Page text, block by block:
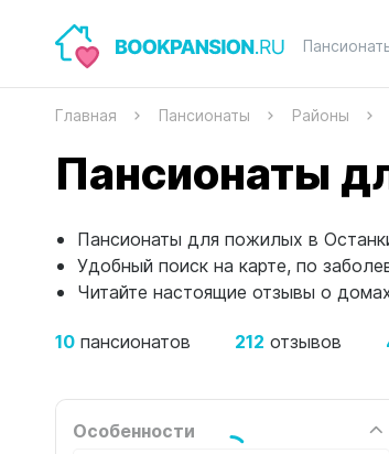
Главная Пансионаты Районы
Пансионаты
Пансионаты для пожилых в
Удобный поиск на карте, по
Читайте настоящие отзывы о
10 пансионатов 212 отзывов
Особенности